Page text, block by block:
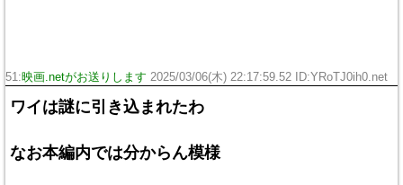
51:映画.netがお送りします 2025/03/06(木) 22:17:59.52 ID:YRoTJ0ih0.net
ワイは謎に引き込まれたわ
なお本編内では分からん模様